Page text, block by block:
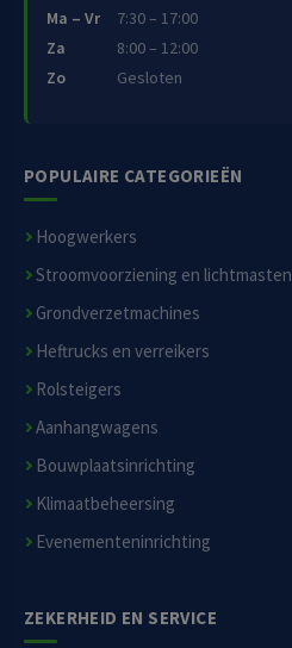
Ma – Vr
7:30 – 17:00
Za
8:00 – 12:00
Zo
Gesloten
POPULAIRE CATEGORIEËN
Hoogwerkers
Stroomvoorziening en lichtmasten
Grondverzetmachines
Heftrucks en verreikers
Rolsteigers
Aanhangwagens
Bouwplaatsinrichting
Klimaatbeheersing
Evenementeninrichting
ZEKERHEID EN SERVICE